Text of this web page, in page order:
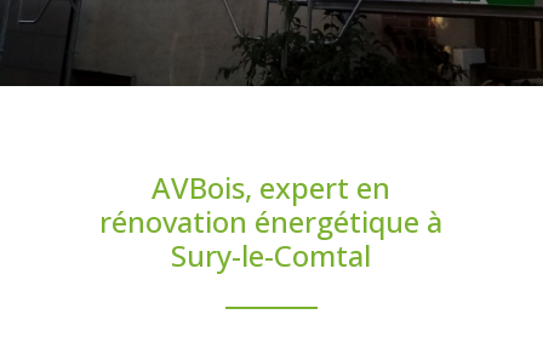
AVBois, expert en
rénovation énergétique à
Sury-le-Comtal